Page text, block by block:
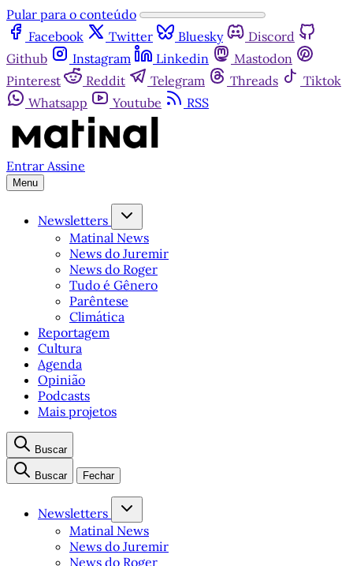
Pular para o conteúdo
Facebook
Twitter Bluesky
Discord
Github
Instagram Linkedin
Mastodon
Pinterest
Reddit Telegram Threads
Tiktok
Whatsapp
Youtube RSS
Entrar Assine
Menu
Newsletters
Matinal News
News do Juremir
News do Roger
Tudo é Gênero
Parêntese
Climática
Reportagem
Cultura
Agenda
Opinião
Podcasts
Mais projetos
Buscar
Buscar Fechar
Newsletters
Matinal News
News do Juremir
News do Roger